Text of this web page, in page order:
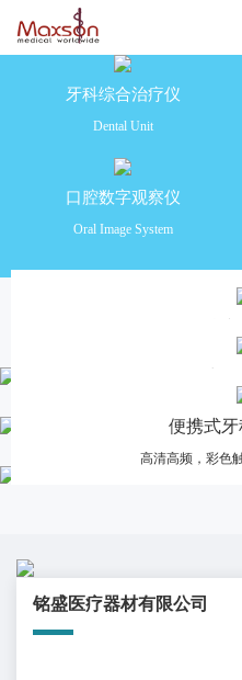
牙科综合治疗仪
Dental Unit
口腔数字观察仪
Oral Image System
产
便携式
高清高频，彩色
铭盛医疗器材有限公司